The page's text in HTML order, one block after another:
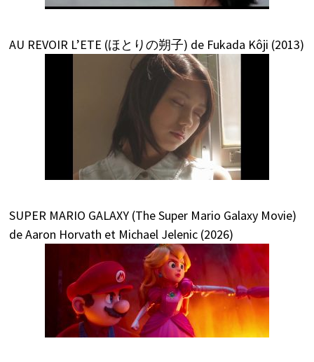
AU REVOIR L’ETE (ほとりの朔子) de Fukada Kôji (2013)
SUPER MARIO GALAXY (The Super Mario Galaxy Movie)
de Aaron Horvath et Michael Jelenic (2026)